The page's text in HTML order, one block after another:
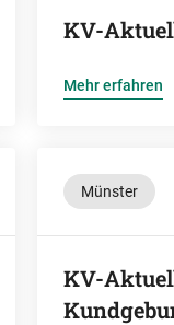
KV-
Mehr erfahren
Münster
KV-